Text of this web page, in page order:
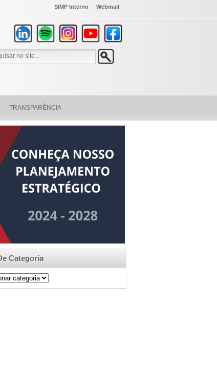
SIMP Interno Webmail
TRANSPARÊNCIA
Categoria